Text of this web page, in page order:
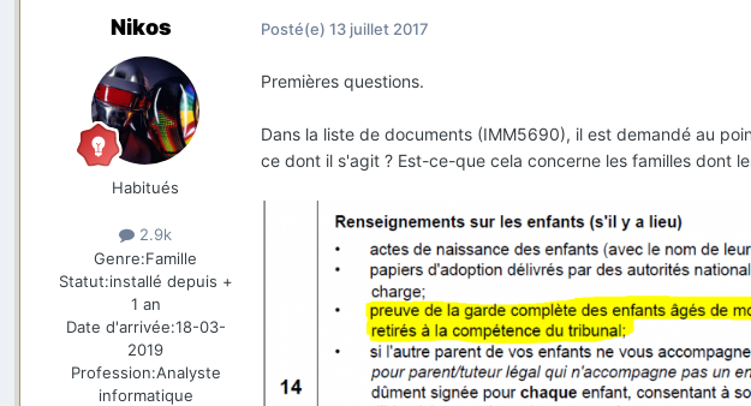
Nikos
Habitués
2.9k
Genre:Famille
Statut:installé depuis +
1 an
Date d'arrivée:18-03-
2019
Profession:Analyste
informatique
Posté(e) 13 juillet 2017
Premières questions.
Dans la liste de documents (IMM5690), il est demandé au
ce dont il s'agit ? Est-ce-que cela concerne les familles dont